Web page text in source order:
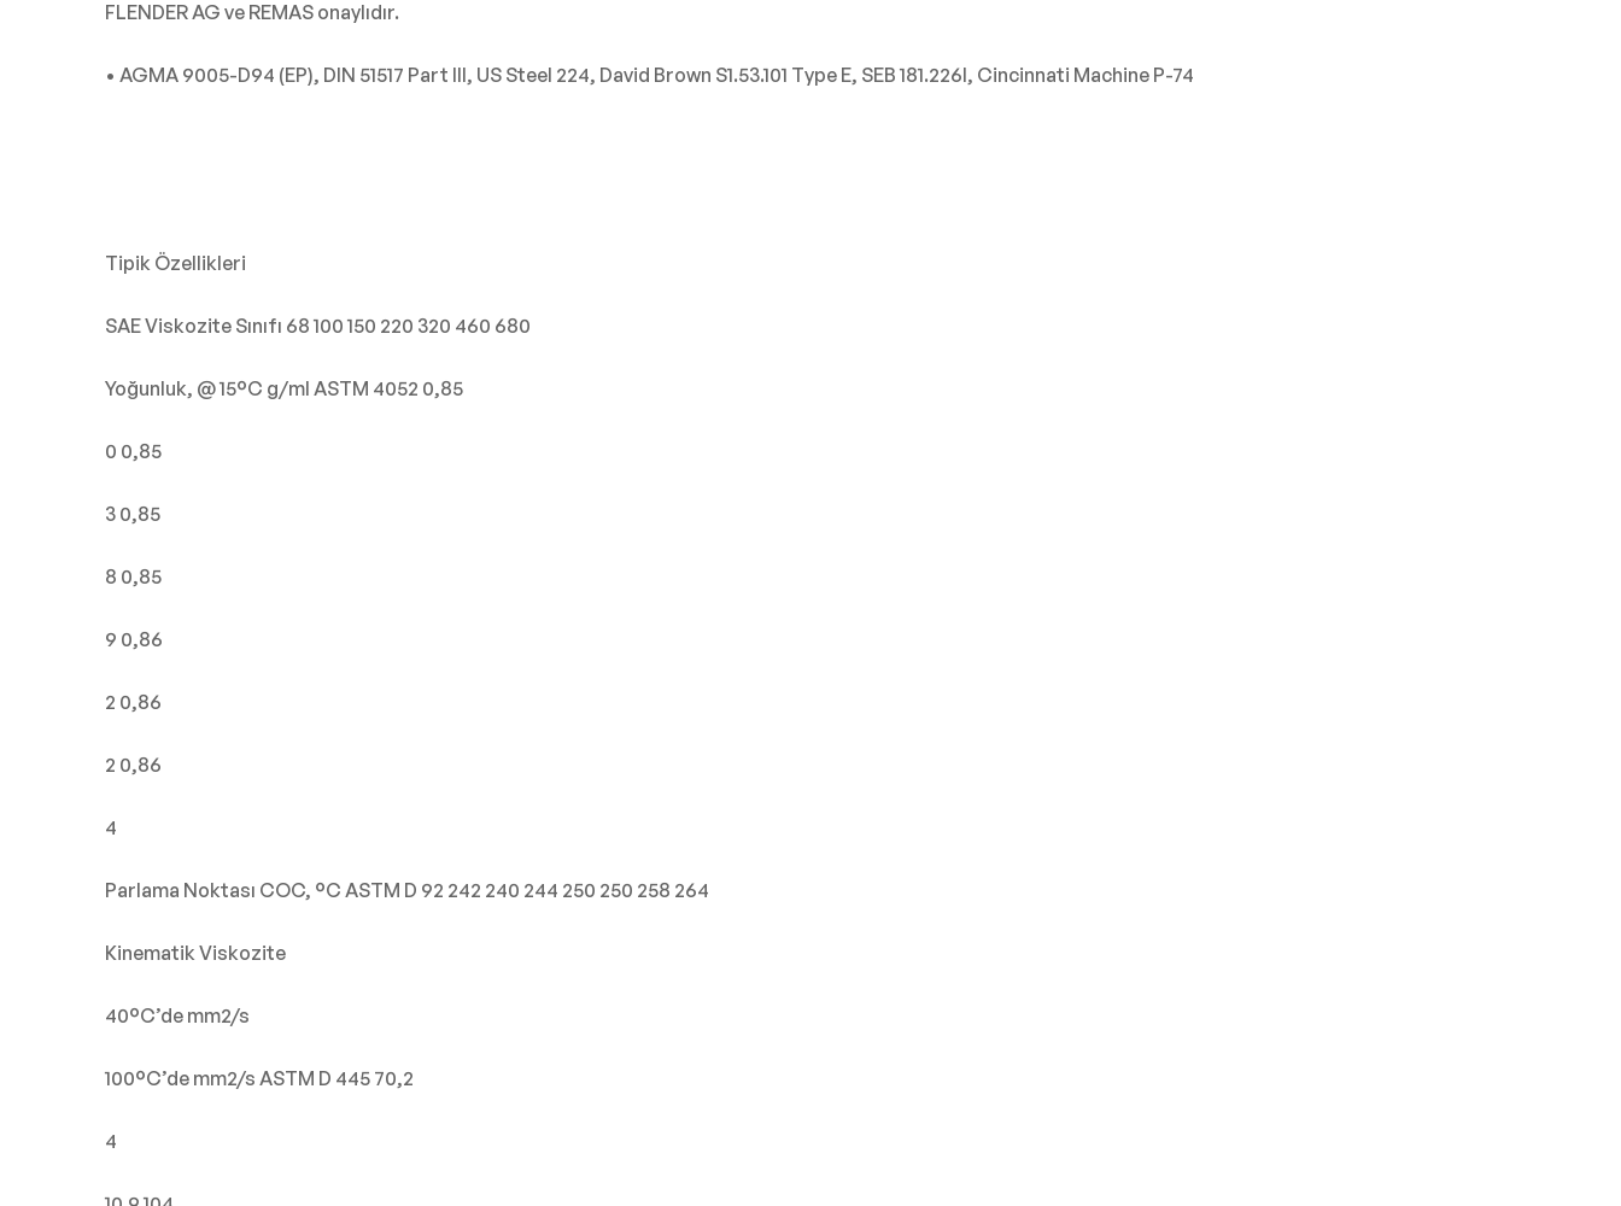
FLENDER AG ve REMAS onaylıdır.
• AGMA 9005-D94 (EP), DIN 51517 Part III, US Steel 224, David Brown S1.53.101 Type E, SEB 181.226I, Cincinnati Machine P-74
Tipik Özellikleri
SAE Viskozite Sınıfı 68 100 150 220 320 460 680
Yoğunluk, @ 15°C g/ml ASTM 4052 0,85
0 0,85
3 0,85
8 0,85
9 0,86
2 0,86
2 0,86
4
Parlama Noktası COC, °C ASTM D 92 242 240 244 250 250 258 264
Kinematik Viskozite
40°C’de mm2/s
100°C’de mm2/s ASTM D 445 70,2
4